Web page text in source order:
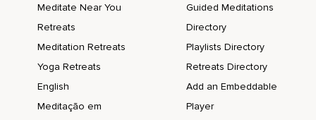
Siguiendo las enseñanzas del Zen,
No me moví,
Inmóvil,
Permitiendo que todas esas emociones fluyeran.
Meditate Near You
Retreats
Meditation Retreats
Yoga Retreats
English
Meditação em
Guided Meditations
Directory
Playlists Directory
Retreats Directory
Add an Embeddable
Player